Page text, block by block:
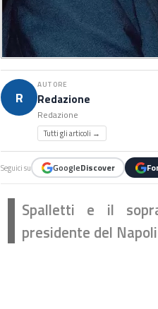
R
AUTORE
Redazione
Redazione
Tutti gli articoli →
Seguici su GoogleDiscover
Spalletti e il
presidente del Napoli